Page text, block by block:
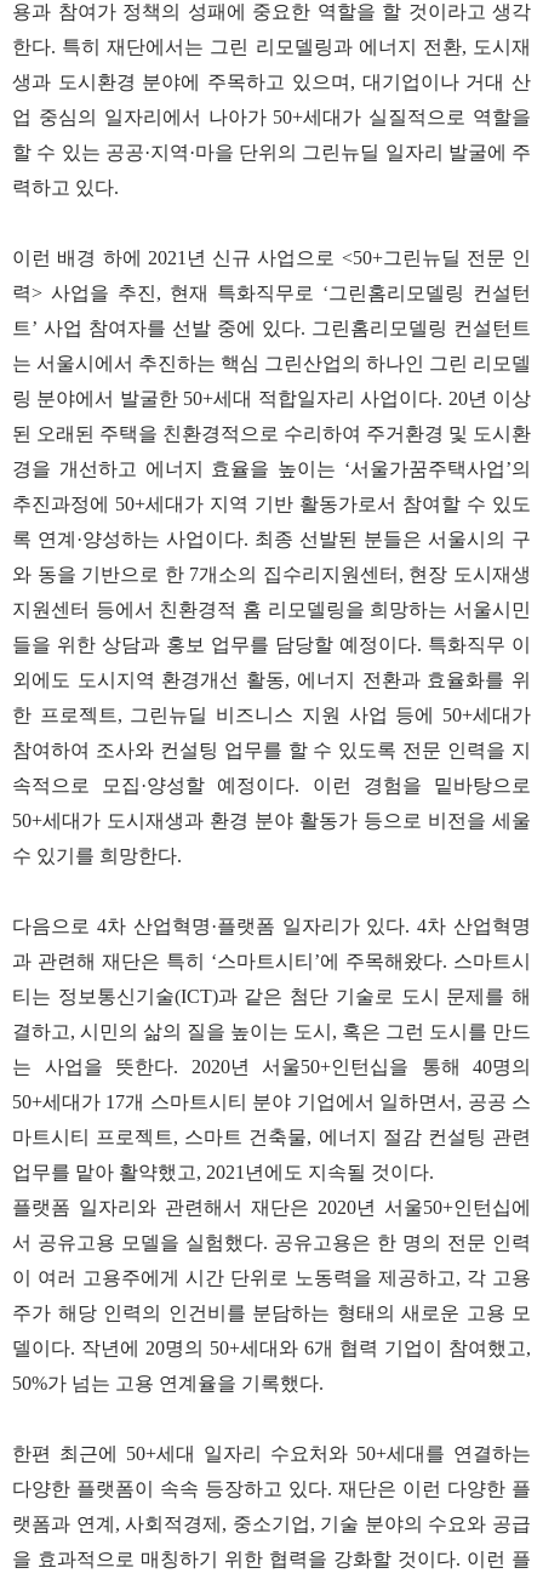
용과 참여가 정책의 성패에 중요한 역할을 할 것이라고 생각
한다. 특히 재단에서는 그린 리모델링과 에너지 전환, 도시재
생과 도시환경 분야에 주목하고 있으며, 대기업이나 거대 산
업 중심의 일자리에서 나아가 50+세대가 실질적으로 역할을
할 수 있는 공공·지역·마을 단위의 그린뉴딜 일자리 발굴에 주
력하고 있다.
이런 배경 하에 2021년 신규 사업으로 <50+그린뉴딜 전문 인
력> 사업을 추진, 현재 특화직무로 ‘그린홈리모델링 컨설턴
트’ 사업 참여자를 선발 중에 있다. 그린홈리모델링 컨설턴트
는 서울시에서 추진하는 핵심 그린산업의 하나인 그린 리모델
링 분야에서 발굴한 50+세대 적합일자리 사업이다. 20년 이상
된 오래된 주택을 친환경적으로 수리하여 주거환경 및 도시환
경을 개선하고 에너지 효율을 높이는 ‘서울가꿈주택사업’의
추진과정에 50+세대가 지역 기반 활동가로서 참여할 수 있도
록 연계·양성하는 사업이다. 최종 선발된 분들은 서울시의 구
와 동을 기반으로 한 7개소의 집수리지원센터, 현장 도시재생
지원센터 등에서 친환경적 홈 리모델링을 희망하는 서울시민
들을 위한 상담과 홍보 업무를 담당할 예정이다. 특화직무 이
외에도 도시지역 환경개선 활동, 에너지 전환과 효율화를 위
한 프로젝트, 그린뉴딜 비즈니스 지원 사업 등에 50+세대가
참여하여 조사와 컨설팅 업무를 할 수 있도록 전문 인력을 지
속적으로 모집·양성할 예정이다. 이런 경험을 밑바탕으로
50+세대가 도시재생과 환경 분야 활동가 등으로 비전을 세울
수 있기를 희망한다.
다음으로 4차 산업혁명·플랫폼 일자리가 있다. 4차 산업혁명
과 관련해 재단은 특히 ‘스마트시티’에 주목해왔다. 스마트시
티는 정보통신기술(ICT)과 같은 첨단 기술로 도시 문제를 해
결하고, 시민의 삶의 질을 높이는 도시, 혹은 그런 도시를 만드
는 사업을 뜻한다. 2020년 서울50+인턴십을 통해 40명의
50+세대가 17개 스마트시티 분야 기업에서 일하면서, 공공 스
마트시티 프로젝트, 스마트 건축물, 에너지 절감 컨설팅 관련
업무를 맡아 활약했고, 2021년에도 지속될 것이다.
플랫폼 일자리와 관련해서 재단은 2020년 서울50+인턴십에
서 공유고용 모델을 실험했다. 공유고용은 한 명의 전문 인력
이 여러 고용주에게 시간 단위로 노동력을 제공하고, 각 고용
주가 해당 인력의 인건비를 분담하는 형태의 새로운 고용 모
델이다. 작년에 20명의 50+세대와 6개 협력 기업이 참여했고,
50%가 넘는 고용 연계율을 기록했다.
한편 최근에 50+세대 일자리 수요처와 50+세대를 연결하는
다양한 플랫폼이 속속 등장하고 있다. 재단은 이런 다양한 플
랫폼과 연계, 사회적경제, 중소기업, 기술 분야의 수요와 공급
을 효과적으로 매칭하기 위한 협력을 강화할 것이다. 이런 플